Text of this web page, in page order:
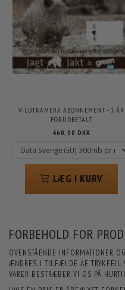
VILDTKAMERA ABONNEMENT - 1 ÅR
FORUDBETALT
460,00 DKK
LÆG I KURV
FORBEHOLD FOR
OVENSTÅENDE INFORMATIONER
ÆNDRES. I TILFÆLDE AF TRYKFEJL
VARER BESTRÆBER VI OS PÅ